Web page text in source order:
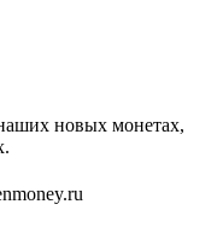
новых монетах,